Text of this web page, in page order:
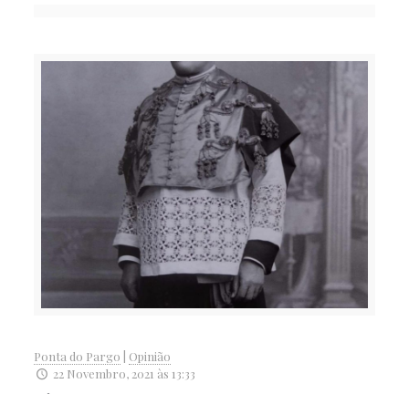
Ponta do Pargo
Opinião
22 Novembro, 2021 às 13:33